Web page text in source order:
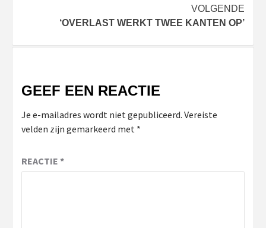
VOLGENDE
‘OVERLAST WERKT TWEE KANTEN OP’
GEEF EEN REACTIE
Je e-mailadres wordt niet gepubliceerd. Vereiste
velden zijn gemarkeerd met *
REACTIE *